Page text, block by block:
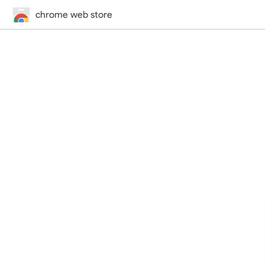
chrome web store